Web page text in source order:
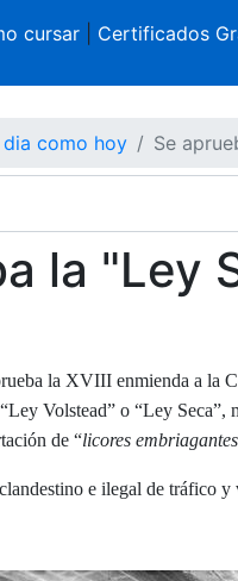
cursar| Certificados
dia como hoy Se
la "Ley
la XVIII enmienda a la
Volstead” o “Ley
de “licores embriagantes
e ilegal de tráfico